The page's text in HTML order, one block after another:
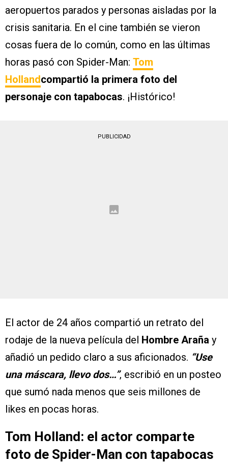
aeropuertos parados y personas aisladas por la
crisis sanitaria. En el cine también se vieron
cosas fuera de lo común, como en las últimas
horas pasó con Spider-Man: Tom
Hollandcompartió la primera foto del
personaje con tapabocas. ¡Histórico!
PUBLICIDAD
El actor de 24 años compartió un retrato del
rodaje de la nueva película del Hombre Araña y
añadió un pedido claro a sus aficionados. “Use
una máscara, llevo dos…”, escribió en un posteo
que sumó nada menos que seis millones de
likes en pocas horas.
Tom Holland: el actor comparte
foto de Spider-Man con tapabocas